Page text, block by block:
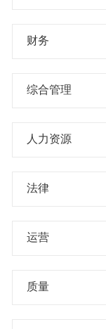
财务
综合管理
人力资源
法律
运营
质量